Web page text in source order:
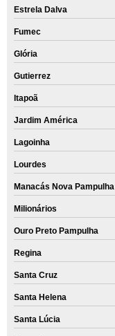
Estrela Dalva
Fumec
Glória
Gutierrez
Itapoã
Jardim América
Lagoinha
Lourdes
Manacás Nova Pampulha
Milionários
Ouro Preto Pampulha
Regina
Santa Cruz
Santa Helena
Santa Lúcia